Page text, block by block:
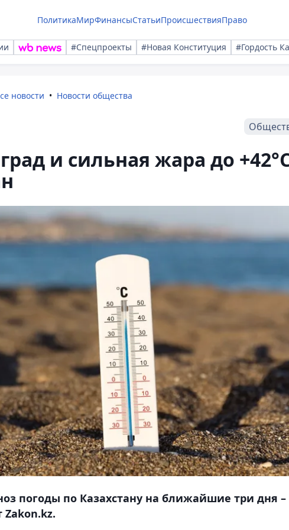
ПолитикаМирФинансыСтатьиПроисшествияПраво
#Спецпроекты #Новая Конституция #Гордость
новости Новости общества
и сильная жара до
погоды по Казахстану на ближайшие три дня –
Zakon.kz.